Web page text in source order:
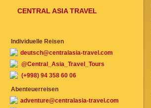
CENTRAL ASIA TRAVEL
Individuelle Reisen
deutsch@centralasia-travel.com
@Central_Asia_Travel_Tours
(+998) 94 358 60 06
Abenteuerreisen
adventure@centralasia-travel.com